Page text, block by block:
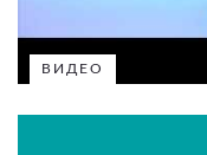
ВИДЕО